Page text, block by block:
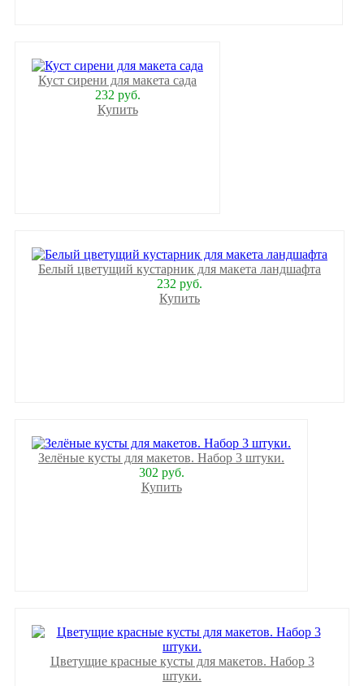
Куст сирени для макета сада
232 руб.
Купить
Белый цветущий кустарник для макета ландшафта
232 руб.
Купить
Зелёные кусты для макетов. Набор 3 штуки.
302 руб.
Купить
Цветущие красные кусты для макетов. Набор 3
штуки.